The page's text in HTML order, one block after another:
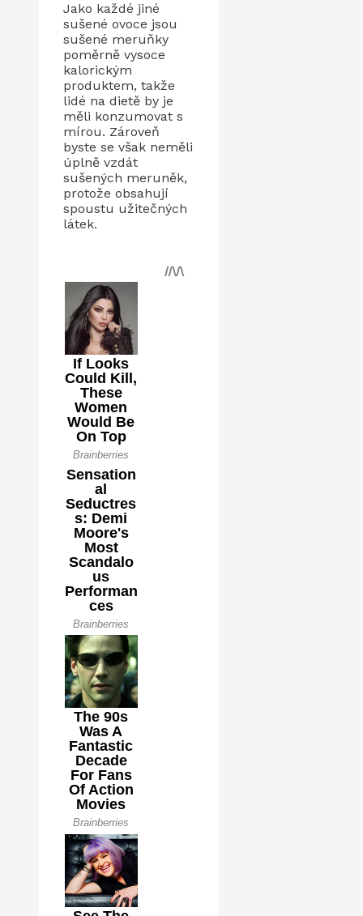
Jako každé jiné
sušené ovoce jsou
sušené meruňky
poměrně vysoce
kalorickým
produktem, takže
lidé na dietě by je
měli konzumovat s
mírou. Zároveň
byste se však neměli
úplně vzdát
sušených meruněk,
protože obsahují
spoustu užitečných
látek.